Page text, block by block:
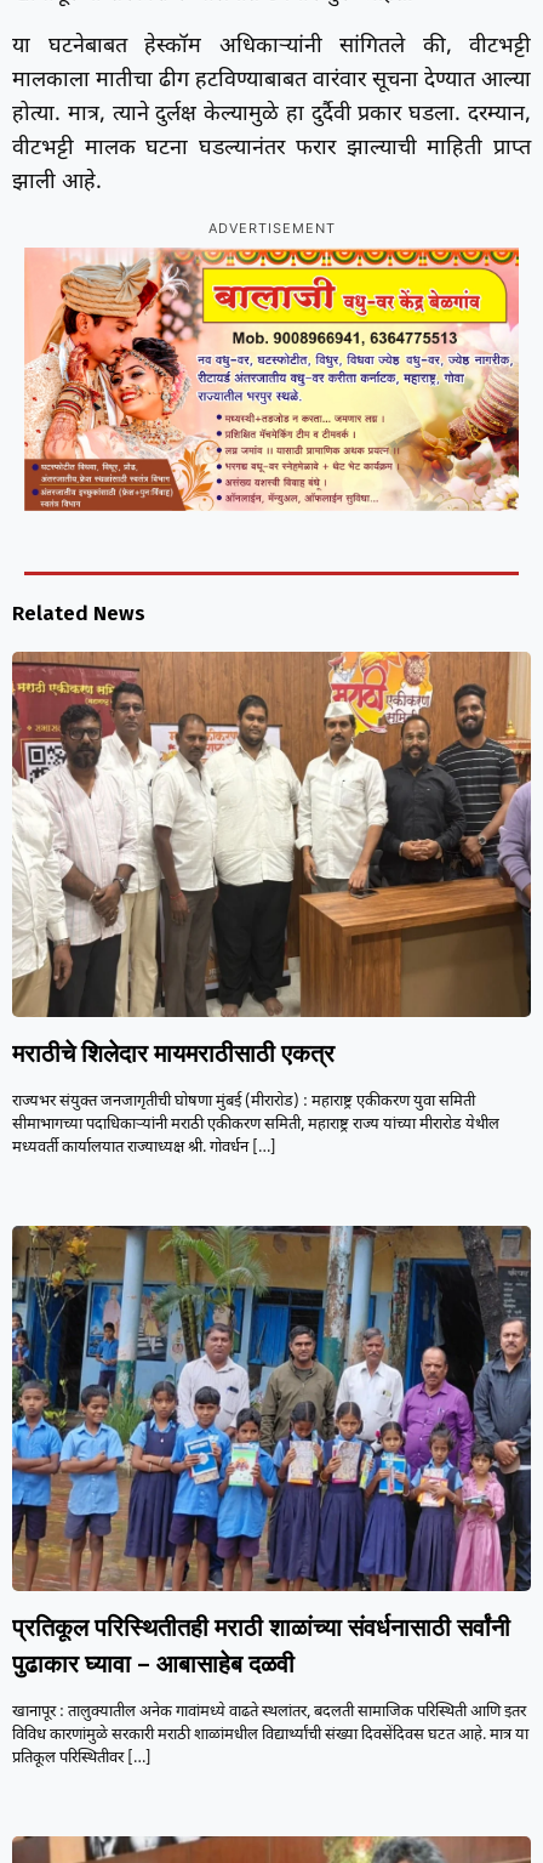
या घटनेबाबत हेस्कॉम अधिकाऱ्यांनी सांगितले की, वीटभट्टी
मालकाला मातीचा ढीग हटविण्याबाबत वारंवार सूचना देण्यात आल्या
होत्या. मात्र, त्याने दुर्लक्ष केल्यामुळे हा दुर्दैवी प्रकार घडला. दरम्यान,
वीटभट्टी मालक घटना घडल्यानंतर फरार झाल्याची माहिती प्राप्त
झाली आहे.
ADVERTISEMENT
Related News
मराठीचे शिलेदार मायमराठीसाठी एकत्र
राज्यभर संयुक्त जनजागृतीची घोषणा मुंबई (मीरारोड) : महाराष्ट्र एकीकरण युवा समिती
सीमाभागच्या पदाधिकाऱ्यांनी मराठी एकीकरण समिती, महाराष्ट्र राज्य यांच्या मीरारोड येथील
मध्यवर्ती कार्यालयात राज्याध्यक्ष श्री. गोवर्धन[…]
प्रतिकूल परिस्थितीतही मराठी शाळांच्या संवर्धनासाठी सर्वांनी
पुढाकार घ्यावा – आबासाहेब दळवी
खानापूर : तालुक्यातील अनेक गावांमध्ये वाढते स्थलांतर, बदलती सामाजिक परिस्थिती आणि इतर
विविध कारणांमुळे सरकारी मराठी शाळांमधील विद्यार्थ्यांची संख्या दिवसेंदिवस घटत आहे. मात्र या
प्रतिकूल परिस्थितीवर[…]